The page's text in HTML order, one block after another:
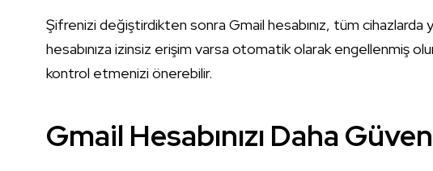
Şifrenizi değiştirdikten sonra Gmail hesabınız, tüm
hesabınıza izinsiz erişim varsa otomatik olarak engellenmiş
kontrol etmenizi önerebilir.
Gmail Hesabınızı Daha